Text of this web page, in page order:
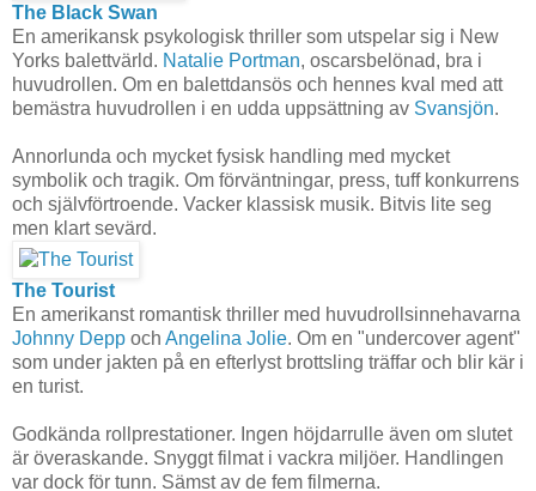
The Black Swan
En amerikansk psykologisk thriller som utspelar sig i New
Yorks balettvärld. Natalie Portman, oscarsbelönad, bra i
huvudrollen. Om en balettdansös och hennes kval med att
bemästra huvudrollen i en udda uppsättning av Svansjön.
Annorlunda och mycket fysisk handling med mycket
symbolik och tragik. Om förväntningar, press, tuff konkurrens
och självförtroende. Vacker klassisk musik. Bitvis lite seg
men klart sevärd.
The Tourist
En amerikanst romantisk thriller med huvudrollsinnehavarna
Johnny Depp och Angelina Jolie. Om en "undercover agent"
som under jakten på en efterlyst brottsling träffar och blir kär i
en turist.
Godkända rollprestationer. Ingen höjdarrulle även om slutet
är överaskande. Snyggt filmat i vackra miljöer. Handlingen
var dock för tunn. Sämst av de fem filmerna.